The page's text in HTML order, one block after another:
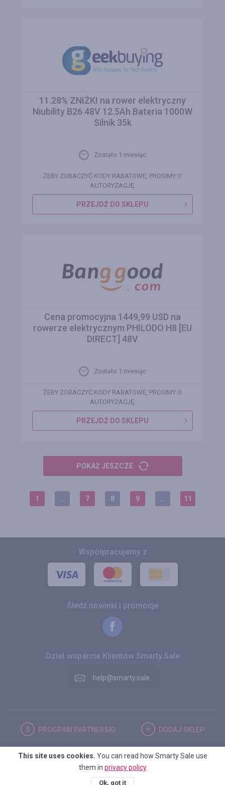
11.28% ZNIŻKI na rower elektryczny
Niubility B26 48V 12.5Ah Bateria 1000W
Silnik 35k
Zostało 1 miesiąc
ŻEBY ZOBACZYĆ KODY RABATOWE, PROSIMY O
AUTORYZACJĘ.
PRZEJDŹ DO SKLEPU
Cena promocyjna 1449,99 USD na
rowerze elektrycznym PHILODO H8 [EU
DIRECT] 48V
Zostało 1 miesiąc
ŻEBY ZOBACZYĆ KODY RABATOWE, PROSIMY O
AUTORYZACJĘ.
PRZEJDŹ DO SKLEPU
POKAŻ JESZCZE
1 7 8 9 11
Współpracujemy z
Śledź nowinki i promocje
Dział wsparcia Klientów Smarty.Sale
help@smarty.sale
PROGRAM PARTNERSKI DODAJ SKLEP
POLSKA
This site uses cookies. You can read how Smarty Sale use
them in privacy policy
Ok, got it